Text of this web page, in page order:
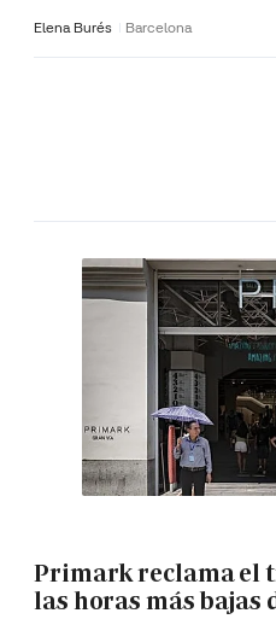
Elena Burés Barcelona
Primark reclama el
las horas más bajas